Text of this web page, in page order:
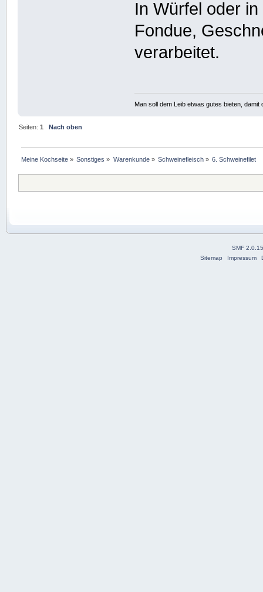
In Würfel oder
Fondue,
verarbeitet.
Man soll dem Leib etwas gutes bieten,
Seiten:1 Nach oben
Meine Kochseite » Sonstiges » Warenkunde» Schweinefleisch » 6. Schweinefilet
SMF
Sitemap
Impressum